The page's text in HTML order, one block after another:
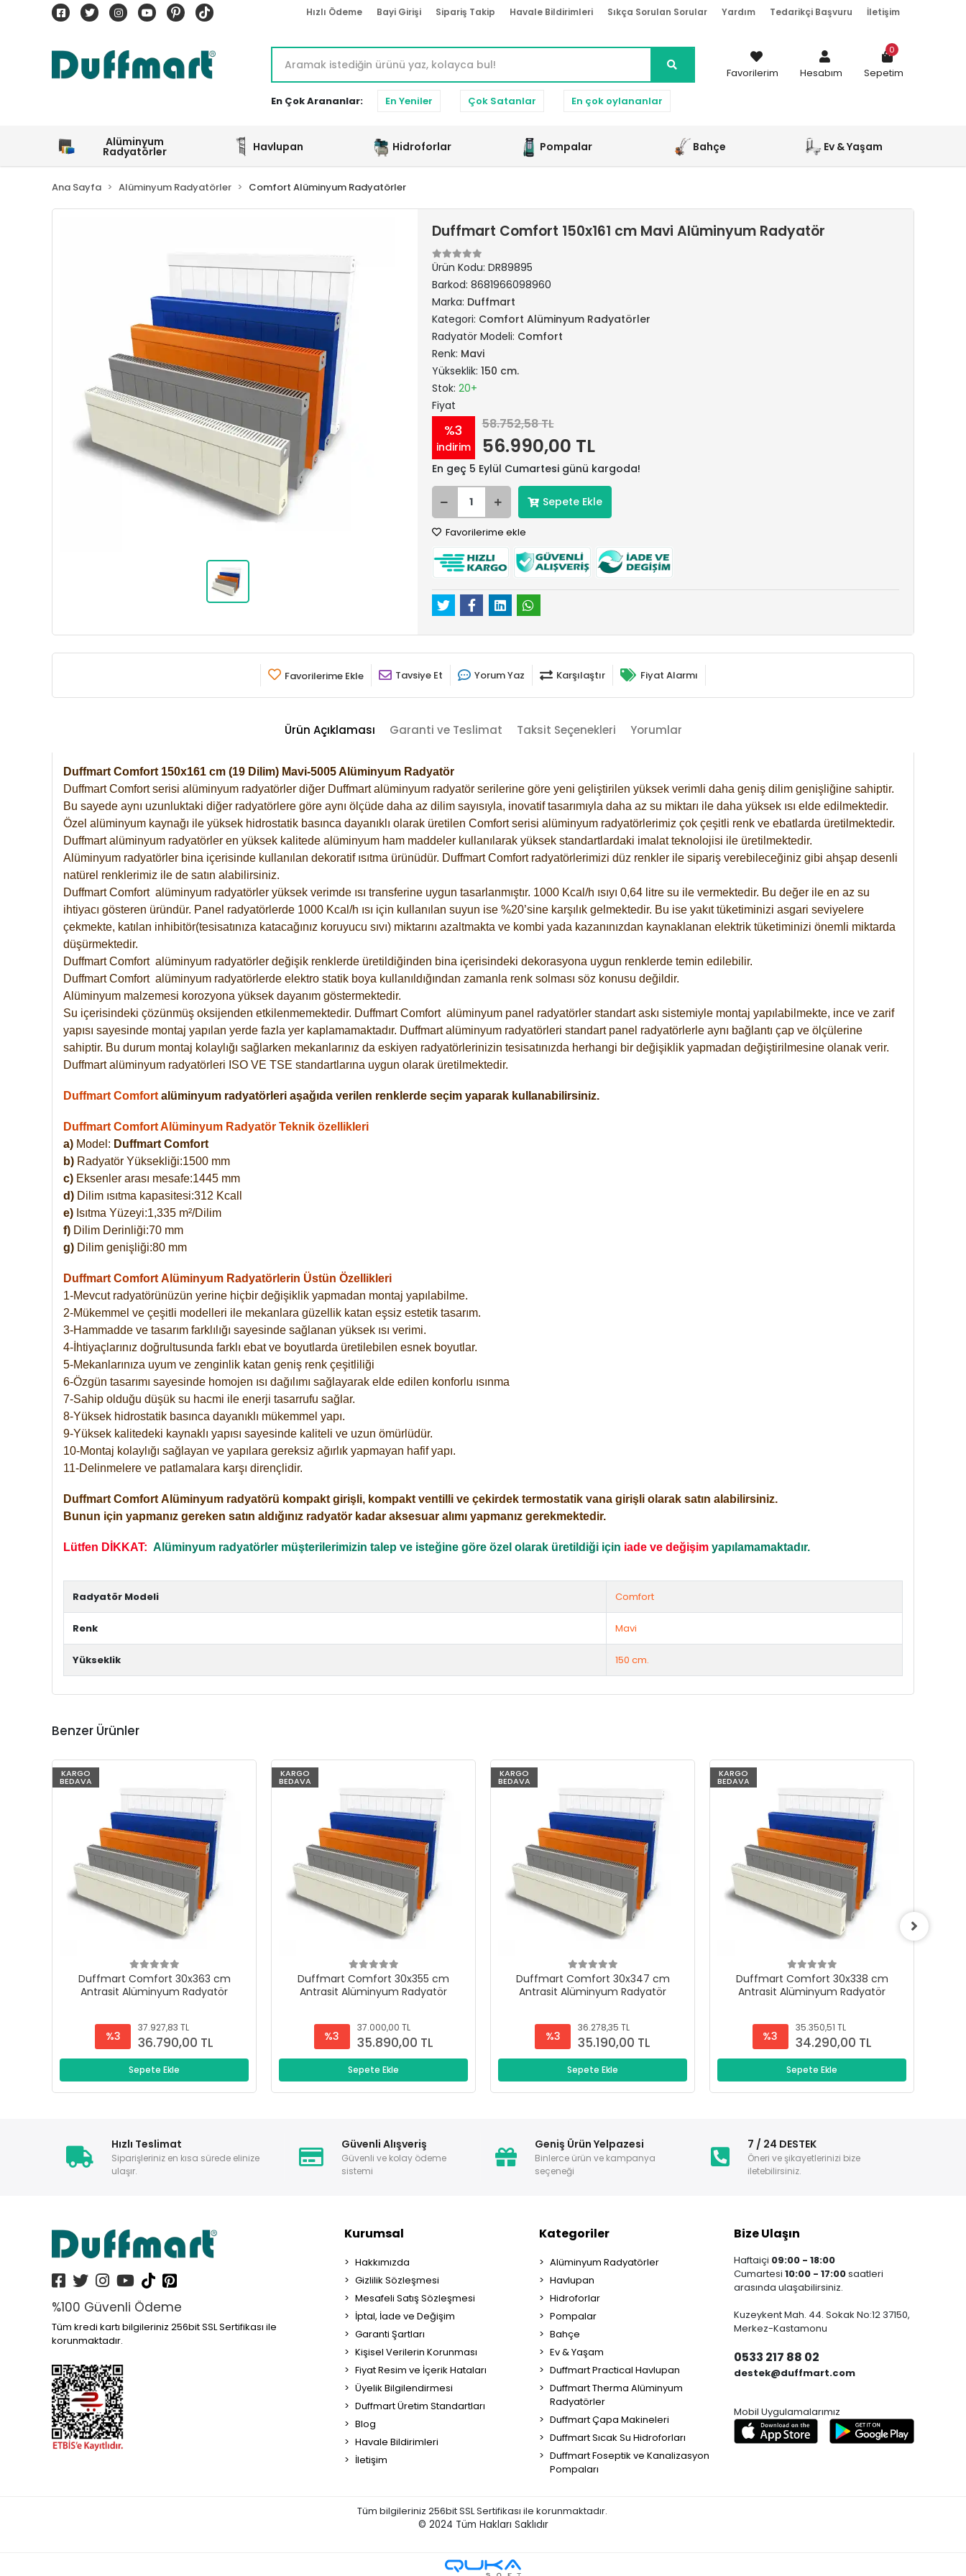
Hızlı Ödeme Bayi Girişi Sipariş Takip Havale Bildirimleri Sıkça Sorulan Sorular Yardım Tedarikçi Başvuru İletişim
En Çok Arananlar: En Yeniler Çok Satanlar En çok oylananlar
Favorilerim Hesabım Sepetim
0
Alüminyum
Radyatörler Havlupan Hidroforlar Pompalar Bahçe Ev & Yaşam
Ana Sayfa Alüminyum Radyatörler Comfort Alüminyum Radyatörler
Duffmart Comfort 150x161 cm Mavi Alüminyum Radyatör
Ürün Kodu: DR89895
Barkod: 8681966098960
Marka: Duffmart
Kategori: Comfort Alüminyum Radyatörler
Radyatör Modeli: Comfort
Renk: Mavi
Yükseklik: 150 cm.
Stok: 20+
Fiyat
%3
indirim
58.752,58 TL
56.990,00 TL
En geç 5 Eylül Cumartesi günü kargoda!
Sepete Ekle
Favorilerime ekle
Favorilerime Ekle Tavsiye Et Yorum Yaz Karşılaştır Fiyat Alarmı
Ürün Açıklaması Garanti ve Teslimat Taksit Seçenekleri Yorumlar
Duffmart Comfort 150x161 cm (19 Dilim) Mavi-5005 Alüminyum Radyatör
Duffmart Comfort serisi alüminyum radyatörler diğer Duffmart alüminyum radyatör serilerine göre yeni geliştirilen yüksek verimli daha geniş dilim genişliğine sahiptir.
Bu sayede aynı uzunluktaki diğer radyatörlere göre aynı ölçüde daha az dilim sayısıyla, inovatif tasarımıyla daha az su miktarı ile daha yüksek ısı elde edilmektedir.
Özel alüminyum kaynağı ile yüksek hidrostatik basınca dayanıklı olarak üretilen Comfort serisi alüminyum radyatörlerimiz çok çeşitli renk ve ebatlarda üretilmektedir.
Duffmart alüminyum radyatörler en yüksek kalitede alüminyum ham maddeler kullanılarak yüksek standartlardaki imalat teknolojisi ile üretilmektedir.
Alüminyum radyatörler bina içerisinde kullanılan dekoratif ısıtma ürünüdür. Duffmart Comfort radyatörlerimizi düz renkler ile sipariş verebileceğiniz gibi ahşap desenli
natürel renklerimiz ile de satın alabilirsiniz.
Duffmart Comfort alüminyum radyatörler yüksek verimde ısı transferine uygun tasarlanmıştır. 1000 Kcal/h ısıyı 0,64 litre su ile vermektedir. Bu değer ile en az su
ihtiyacı gösteren üründür. Panel radyatörlerde 1000 Kcal/h ısı için kullanılan suyun ise %20’sine karşılık gelmektedir. Bu ise yakıt tüketiminizi asgari seviyelere
çekmekte, katılan inhibitör(tesisatınıza katacağınız koruyucu sıvı) miktarını azaltmakta ve kombi yada kazanınızdan kaynaklanan elektrik tüketiminizi önemli miktarda
düşürmektedir.
Duffmart Comfort alüminyum radyatörler değişik renklerde üretildiğinden bina içerisindeki dekorasyona uygun renklerde temin edilebilir.
DuffmartComfort alüminyum radyatörlerde elektro statik boya kullanıldığından zamanla renk solması söz konusu değildir.
Alüminyum malzemesi korozyona yüksek dayanım göstermektedir.
Su içerisindeki çözünmüş oksijenden etkilenmemektedir. DuffmartComfort alüminyum panel radyatörler standart askı sistemiyle montaj yapılabilmekte, ince ve zarif
yapısı sayesinde montaj yapılan yerde fazla yer kaplamamaktadır. Duffmart alüminyum radyatörleri standart panel radyatörlerle aynı bağlantı çap ve ölçülerine
sahiptir. Bu durum montaj kolaylığı sağlarken mekanlarınız da eskiyen radyatörlerinizin tesisatınızda herhangi bir değişiklik yapmadan değiştirilmesine olanak verir.
Duffmart alüminyum radyatörleri ISO VE TSE standartlarına uygun olarak üretilmektedir.
Duffmart Comfort alüminyum radyatörleri aşağıda verilen renklerde seçim yaparak kullanabilirsiniz.
Duffmart Comfort Alüminyum Radyatör Teknik özellikleri
a) Model: Duffmart Comfort
b) Radyatör Yüksekliği:1500 mm
c) Eksenler arası mesafe:1445 mm
d) Dilim ısıtma kapasitesi:312 Kcall
e) Isıtma Yüzeyi:1,335 m²/Dilim
f) Dilim Derinliği:70 mm
g) Dilim genişliği:80 mm
Duffmart Comfort Alüminyum Radyatörlerin Üstün Özellikleri
1-Mevcut radyatörünüzün yerine hiçbir değişiklik yapmadan montaj yapılabilme.
2-Mükemmel ve çeşitli modelleri ile mekanlara güzellik katan eşsiz estetik tasarım.
3-Hammadde ve tasarım farklılığı sayesinde sağlanan yüksek ısı verimi.
4-İhtiyaçlarınız doğrultusunda farklı ebat ve boyutlarda üretilebilen esnek boyutlar.
5-Mekanlarınıza uyum ve zenginlik katan geniş renk çeşitliliği
6-Özgün tasarımı sayesinde homojen ısı dağılımı sağlayarak elde edilen konforlu ısınma
7-Sahip olduğu düşük su hacmi ile enerji tasarrufu sağlar.
8-Yüksek hidrostatik basınca dayanıklı mükemmel yapı.
9-Yüksek kalitedeki kaynaklı yapısı sayesinde kaliteli ve uzun ömürlüdür.
10-Montaj kolaylığı sağlayan ve yapılara gereksiz ağırlık yapmayan hafif yapı.
11-Delinmelere ve patlamalara karşı dirençlidir.
Duffmart Comfort Alüminyum radyatörü kompakt girişli, kompakt ventilli ve çekirdek termostatik vana girişli olarak satın alabilirsiniz.
Bunun için yapmanız gereken satın aldığınız radyatör kadar aksesuar alımı yapmanız gerekmektedir.
Lütfen DİKKAT: Alüminyum radyatörler müşterilerimizin talep ve isteğine göre özel olarak üretildiği için iade ve değişim yapılamamaktadır.
Radyatör Modeli Comfort
Renk Mavi
Yükseklik 150 cm.
Benzer Ürünler
KARGO
BEDAVA
Duffmart Comfort 30x363 cm
Antrasit Alüminyum Radyatör
%3
37.927,83 TL
36.790,00 TL
Sepete Ekle
KARGO
BEDAVA
Duffmart Comfort 30x355 cm
Antrasit Alüminyum Radyatör
%3
37.000,00 TL
35.890,00 TL
Sepete Ekle
KARGO
BEDAVA
Duffmart Comfort 30x347 cm
Antrasit Alüminyum Radyatör
%3
36.278,35 TL
35.190,00 TL
Sepete Ekle
KARGO
BEDAVA
Duffmart Comfort 30x338 cm
Antrasit Alüminyum Radyatör
%3
35.350,51 TL
34.290,00 TL
Sepete Ekle
Hızlı Teslimat
Siparişleriniz en kısa sürede elinize
ulaşır.
Güvenli Alışveriş
Güvenli ve kolay ödeme
sistemi
Geniş Ürün Yelpazesi
Binlerce ürün ve kampanya
seçeneği
7 / 24 DESTEK
Öneri ve şikayetlerinizi bize
iletebilirsiniz.
%100 Güvenli Ödeme
Tüm kredi kartı bilgileriniz 256bit SSL Sertifikası ile
korunmaktadır.
Kurumsal
Hakkımızda
Gizlilik Sözleşmesi
Mesafeli Satış Sözleşmesi
İptal, İade ve Değişim
Garanti Şartları
Kişisel Verilerin Korunması
Fiyat Resim ve İçerik Hataları
Üyelik Bilgilendirmesi
Duffmart Üretim Standartları
Blog
Havale Bildirimleri
İletişim
Kategoriler
Alüminyum Radyatörler
Havlupan
Hidroforlar
Pompalar
Bahçe
Ev & Yaşam
Duffmart Practical Havlupan
Duffmart Therma Alüminyum
Radyatörler
Duffmart Çapa Makineleri
Duffmart Sıcak Su Hidroforları
Duffmart Foseptik ve Kanalizasyon
Pompaları
Bize Ulaşın
Haftaiçi 09:00 - 18:00
Cumartesi 10:00 - 17:00saatleri
arasında ulaşabilirsiniz.
Kuzeykent Mah. 44. Sokak No:12 37150,
Merkez-Kastamonu
0533 217 88 02
destek@duffmart.com
Mobil Uygulamalarımız
Tüm bilgileriniz 256bit SSL Sertifikası ile korunmaktadır.
© 2024 Tüm Hakları Saklıdır